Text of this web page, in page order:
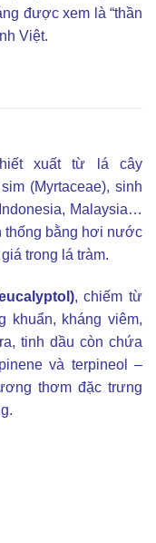
được xem là “thần
Việt.
xuất từ lá cây
(Myrtaceae), sinh
Malaysia…
thống bằng hơi nước
trong lá tràm.
, chiếm từ
khuẩn, kháng viêm,
tinh dầu còn chứa
và terpineol –
thơm đặc trưng